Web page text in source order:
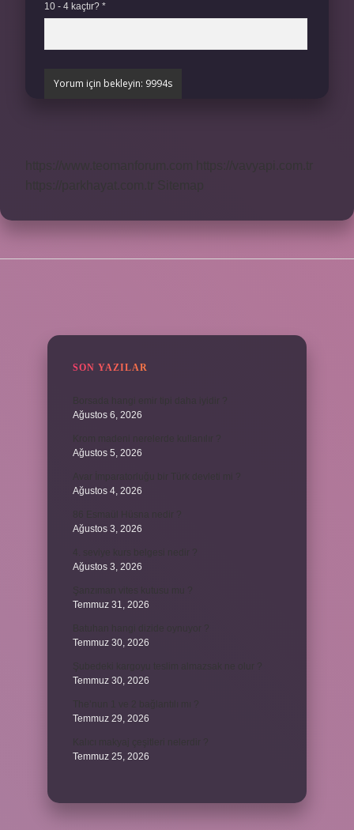
10 - 4 kaçtır? *
SON YAZILAR
Ağustos 6, 2026
Ağustos 5, 2026
Ağustos 4, 2026
Ağustos 3, 2026
Ağustos 3, 2026
Temmuz 31, 2026
Temmuz 30, 2026
Temmuz 30, 2026
Temmuz 29, 2026
Temmuz 25, 2026